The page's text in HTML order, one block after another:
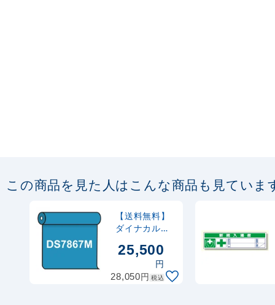
この商品を見た人はこんな商品も見ていま
【送料無料】
ダイナカル
ラッシュブル
ー 1020mm幅
×10m巻
25,500
円
28,050円 税込